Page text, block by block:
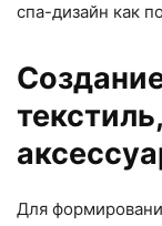
спа-дизайн как
Для